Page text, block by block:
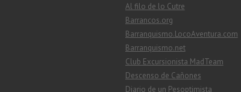
Al filo de lo Cutre
Barrancos.org
Barranquismo.LocoAventura.com
Barranquismo.net
Club Excursionista MadTeam
Descenso de Cañones
Diario de un Pesoptimista